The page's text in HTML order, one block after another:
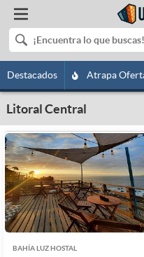
Destacados Atrapa
Litoral Central
BAHÍA LUZ HOSTAL